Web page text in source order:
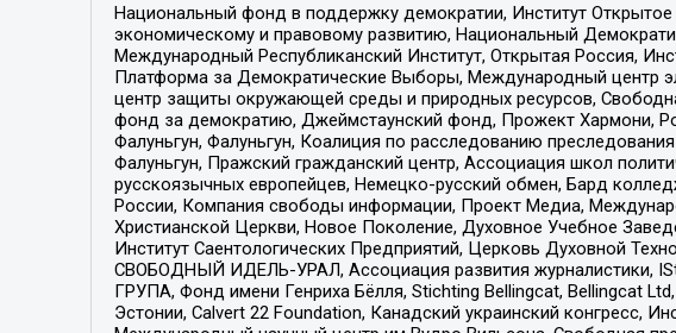
Национальный фонд в поддержку демократии, Институт
экономическому и правовому развитию, Национальный
Международный Республиканский Институт, Открытая Россия,
Платформа за Демократические Выборы, Международный центр
центр защиты окружающей среды и природных ресурсов,
фонд за демократию, Джеймстаунский фонд, Прожект Хармони,
Фалуньгун, Фалуньгун, Коалиция по расследованию
Фалуньгун, Пражский гражданский центр, Ассоциация школ
русскоязычных европейцев, Немецко-русский обмен, Бард
России, Компания свободы информации, Проект Медиа,
Христианской Церкви, Новое Поколение, Духовное Учебное
Институт Саентологических Предприятий, Церковь Духовной
СВОБОДНЫЙ ИДЕЛЬ-УРАЛ, Ассоциация развития журналистики,
ГРУПА, Фонд имени Генриха Бёлля, Stichting Bellingcat, Bellingcat
Эстонии, Calvert 22 Foundation, Канадский украинский конгресс,